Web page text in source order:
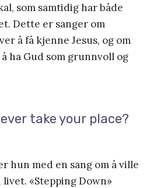
som samtidig har både
Dette er sanger om
å få kjenne Jesus, og om
ha Gud som grunnvoll og
take your place?
hun med en sang om å ville
«Stepping Down»